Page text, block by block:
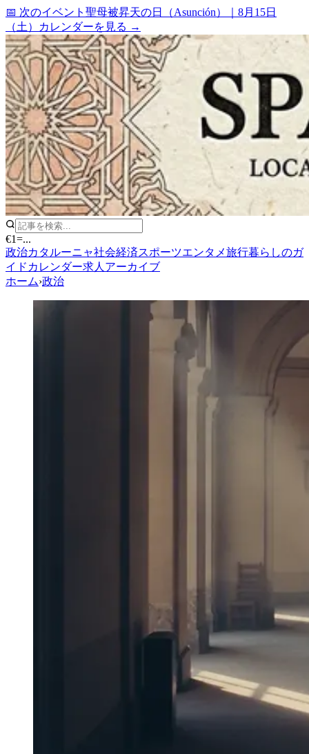
📅 次のイベント 聖母被昇天の日（Asunción）
8月15日
（土）
カレンダーを見る →
€1=...
政治カタルーニャ社会経済スポーツエンタメ旅行暮らしのガ
イド カレンダー求人 アーカイブ
ホーム›政治